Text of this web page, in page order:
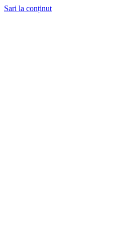
Sari la conținut